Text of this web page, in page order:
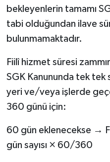
bekleyenlerin tamamı
tabi olduğundan ilave
bulunmamaktadır.
Fiilî hizmet süresi
SGK Kanununda tek tek
yeri ve/veya işlerde
360 günü için:
60 gün eklenecekse →
gün sayısı × 60/360